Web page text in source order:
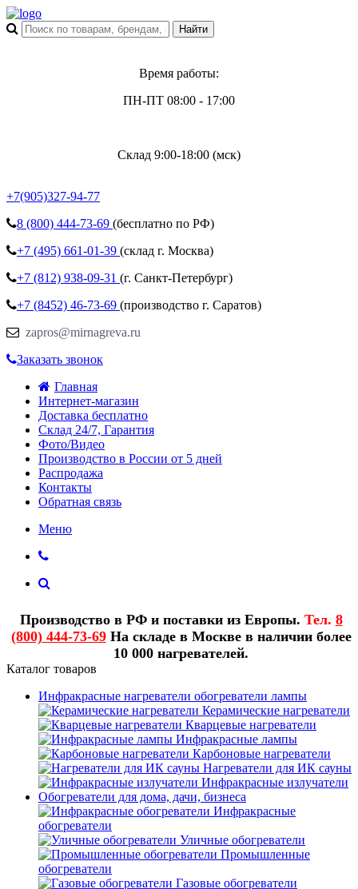
Время работы:
ПН-ПТ 08:00 - 17:00
Склад 9:00-18:00 (мск)
+7(905)327-94-77
8 (800) 444-73-69 (бесплатно по РФ)
+7 (495) 661-01-39 (склад г. Москва)
+7 (812) 938-09-31 (г. Санкт-Петербург)
+7 (8452) 46-73-69 (производство г. Саратов)
zapros@mirnagreva.ru
Заказать звонок
Главная
Интернет-магазин
Доставка бесплатно
Склад 24/7, Гарантия
Фото/Видео
Производство в России от 5 дней
Распродажа
Контакты
Обратная связь
Меню
Производство в РФ и поставки из Европы. Тел. 8
(800) 444-73-69На складе в Москве в наличии более
10 000 нагревателей.
Каталог товаров
Инфракрасные нагреватели обогреватели лампы
Керамические нагреватели
Кварцевые нагреватели
Инфракрасные лампы
Карбоновые нагреватели
Нагреватели для ИК сауны
Инфракрасные излучатели
Обогреватели для дома, дачи, бизнеса
Инфракрасные
обогреватели
Уличные обогреватели
Промышленные
обогреватели
Газовые обогреватели